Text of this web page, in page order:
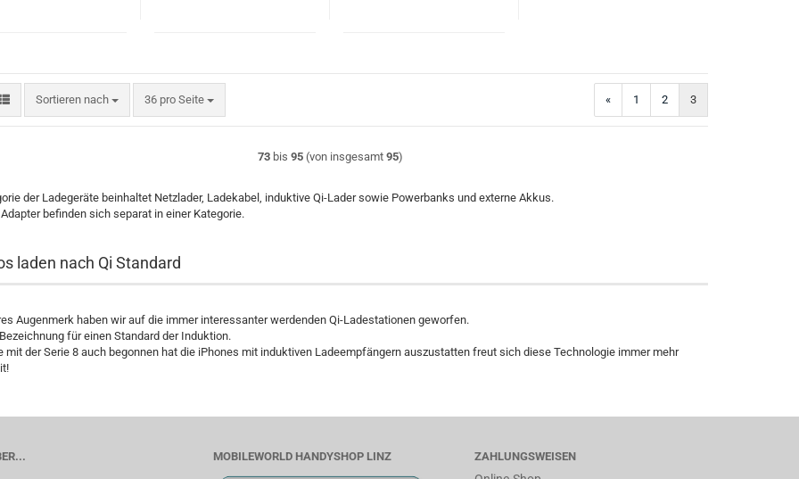
Sortieren nach
Sortieren nach 36 pro Seite
pro Seite « 1 2 3
73bis 95(von insgesamt 95)
der Ladegeräte beinhaltet Netzlader, Ladekabel, induktive Qi-Lader sowie Powerbanks und externe Akkus.
befinden sich separat in einer Kategorie.
laden nach Qi Standard
Augenmerk haben wir auf die immer interessanter werdenden Qi-Ladestationen geworfen.
für einen Standard der Induktion.
mit der Serie 8 auch begonnen hat die iPhones mit induktiven Ladeempfängern auszustatten freut sich diese Technologie immer mehr
MOBILEWORLD HANDYSHOP LINZ ZAHLUNGSWEISEN